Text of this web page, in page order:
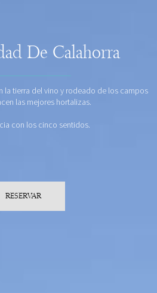
De Calahorra
la tierra del vino y rodeado de los campos
las mejores hortalizas.
con los cinco sentidos.
RESERVAR